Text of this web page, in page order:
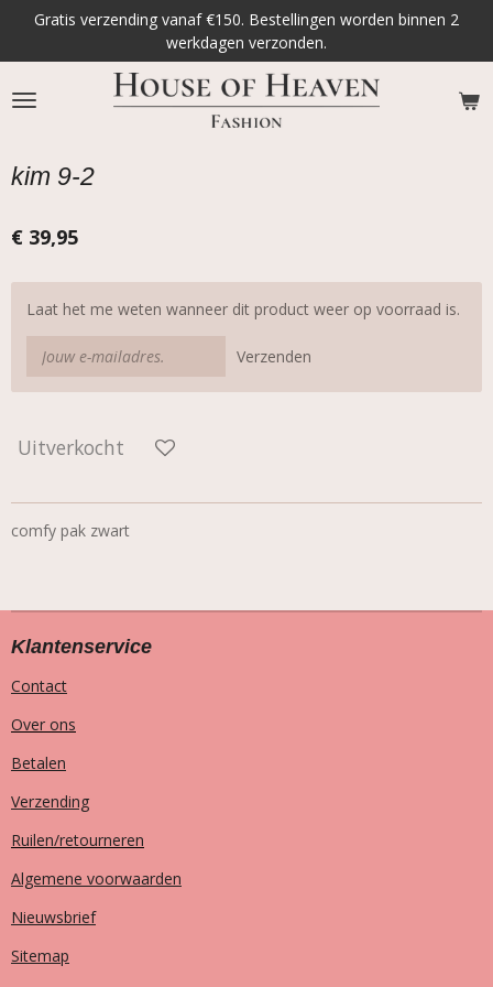
naar
de
hoofdinhoud
Gratis verzending vanaf €150. Bestellingen worden binnen 2
werkdagen verzonden.
kim 9-2
€ 39,95
Laat het me weten wanneer dit product weer op voorraad is.
Verzenden
Uitverkocht
comfy pak zwart
Klantenservice
Contact
Over ons
Betalen
Verzending
Ruilen/retourneren
Algemene voorwaarden
Nieuwsbrief
Sitemap